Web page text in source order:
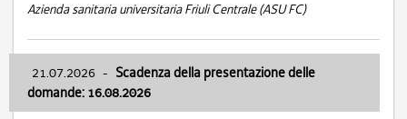
Azienda sanitaria universitaria Friuli Centrale (ASU FC)
21.07.2026 - Scadenza della presentazione delle
domande: 16.08.2026